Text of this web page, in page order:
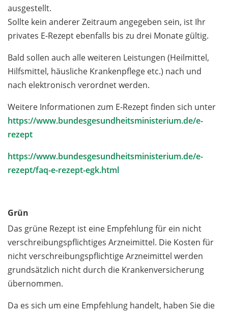
ausgestellt.
Sollte kein anderer Zeitraum angegeben sein, ist Ihr
privates E-Rezept ebenfalls bis zu drei Monate gültig.
Bald sollen auch alle weiteren Leistungen (Heilmittel,
Hilfsmittel, häusliche Krankenpflege etc.) nach und
nach elektronisch verordnet werden.
Weitere Informationen zum E-Rezept finden sich unter
https://www.bundesgesundheitsministerium.de/e-
rezept
https://www.bundesgesundheitsministerium.de/e-
rezept/faq-e-rezept-egk.html
Grün
Das grüne Rezept ist eine Empfehlung für ein nicht
verschreibungspflichtiges Arzneimittel. Die Kosten für
nicht verschreibungspflichtige Arzneimittel werden
grundsätzlich nicht durch die Krankenversicherung
übernommen.
Da es sich um eine Empfehlung handelt, haben Sie die